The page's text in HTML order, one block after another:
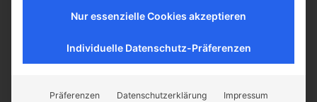
E-Mail
Nur essenzielle Cookies akzeptieren
Individuelle Datenschutz-Präferenzen
Präferenzen Datenschutzerklärung Impressum